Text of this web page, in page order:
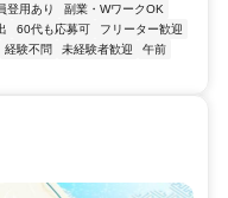
登用あり
副業・WワークOK
60代も応募可
フリーター歓迎
経験不問 未経験者歓迎
午前